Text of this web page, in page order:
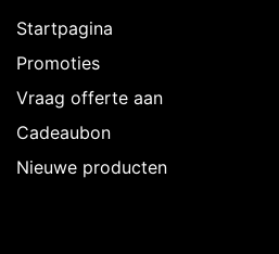
Startpagina
Promoties
Vraag offerte aan
Cadeaubon
Nieuwe producten